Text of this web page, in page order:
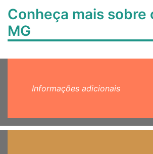
Conheça mais sobre
MG
Informações adicionais